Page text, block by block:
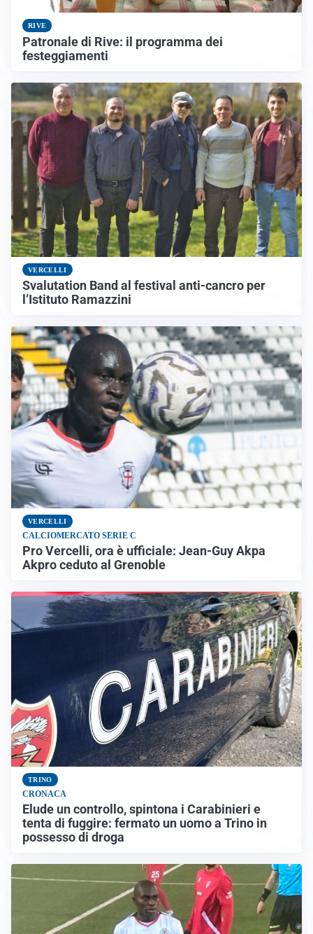
RIVE
Patronale di Rive: il programma dei
festeggiamenti
VERCELLI
Svalutation Band al festival anti-cancro per
l’Istituto Ramazzini
VERCELLI
CALCIOMERCATO SERIE C
Pro Vercelli, ora è ufficiale: Jean-Guy Akpa
Akpro ceduto al Grenoble
TRINO
CRONACA
Elude un controllo, spintona i Carabinieri e
tenta di fuggire: fermato un uomo a Trino in
possesso di droga